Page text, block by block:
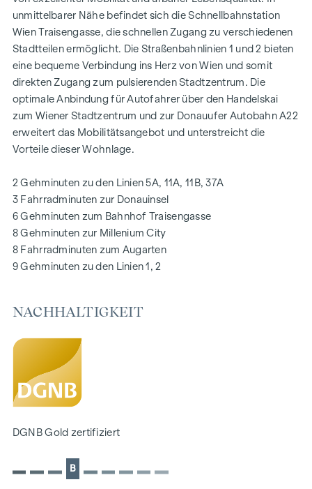
Klimaanlagen in den Dachgeschoßwohnungen
gewährleisten ein angenehmes Wohnambiente, selbst an
den heißesten Tagen.
AUSSTATTUNG
Eichenparkettböden
Stilvolle Markenfliesen
Außenliegender, elektrischer Sonnenschutz
Klimaanlage im DG
Photovoltaikanlage am Dach
Digitale Gegensprechanlage und
schwarzes Brett über Handyapp
Smarte Hausverwaltungs-App „puck“
HIGHLIGHTS
Gärten, Balkone, Loggien, Dachterrassen
166 Tiefgaragenstellplätze
Ideal für Anleger und Eigennutzer
DGNB Gold Nachhaltigkeits-Vorzertifikat
Lage direkt an der malerischen Donau
NACHHALTIGKEIT
Erschaffung von nachhaltigem Lebensraum und das
unmittelbarer Nähe befindet sich die Schnellbahnstation
Wien Traisengasse, die schnellen Zugang zu verschiedenen
Stadtteilen ermöglicht. Die Straßenbahnlinien 1 und 2 bieten
eine bequeme Verbindung ins Herz von Wien und somit
direkten Zugang zum pulsierenden Stadtzentrum. Die
optimale Anbindung für Autofahrer über den Handelskai
zum Wiener Stadtzentrum und zur Donauufer Autobahn A22
erweitert das Mobilitätsangebot und unterstreicht die
Vorteile dieser Wohnlage.
2 Gehminuten zu den Linien 5A, 11A, 11B, 37A
3 Fahrradminuten zur Donauinsel
6 Gehminuten zum Bahnhof Traisengasse
8 Gehminuten zur Millenium City
8 Fahrradminuten zum Augarten
9 Gehminuten zu den Linien 1, 2
NACHHALTIGKEIT
DGNB Gold zertifiziert
B